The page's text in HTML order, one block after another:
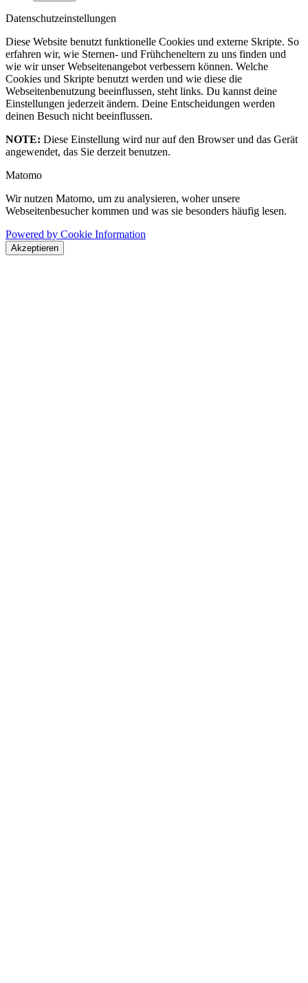
Datenschutzeinstellungen
Diese Website benutzt funktionelle Cookies und externe Skripte. So
erfahren wir, wie Sternen- und Frühcheneltern zu uns finden und
wie wir unser Webseitenangebot verbessern können. Welche
Cookies und Skripte benutzt werden und wie diese die
Webseitenbenutzung beeinflussen, steht links. Du kannst deine
Einstellungen jederzeit ändern. Deine Entscheidungen werden
deinen Besuch nicht beeinflussen.
NOTE: Diese Einstellung wird nur auf den Browser und das Gerät
angewendet, das Sie derzeit benutzen.
Matomo
Wir nutzen Matomo, um zu analysieren, woher unsere
Webseitenbesucher kommen und was sie besonders häufig lesen.
Powered by Cookie Information
Akzeptieren